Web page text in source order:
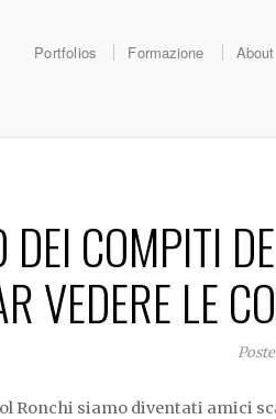
Portfolios Formazione About
DEI COMPITI
VEDERE LE
Ronchi siamo diventati amici